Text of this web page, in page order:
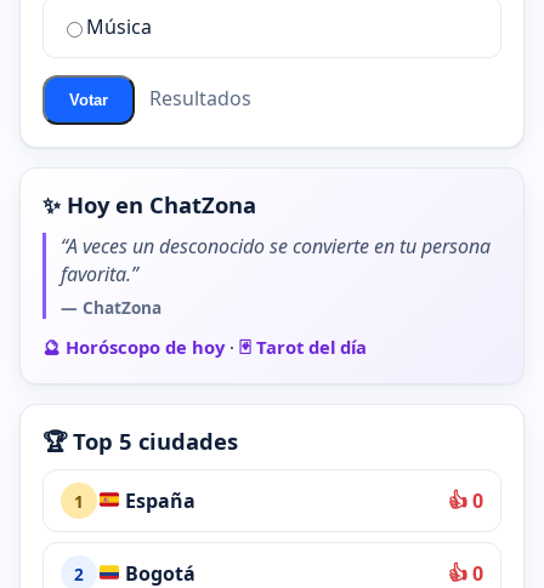
ChatZona?
Música
Votar Resultados
✨ Hoy en ChatZona
“A veces un desconocido se convierte en tu persona
favorita.”
— ChatZona
🔮 Horóscopo de hoy· 🃏 Tarot del día
🏆 Top 5 ciudades
1 España 👍 0
2 Bogotá 👍 0